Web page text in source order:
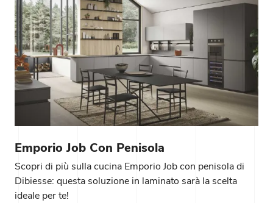
Emporio Job Con Penisola
Scopri di più sulla cucina Emporio Job con penisola di
Dibiesse: questa soluzione in laminato sarà la scelta
ideale per te!